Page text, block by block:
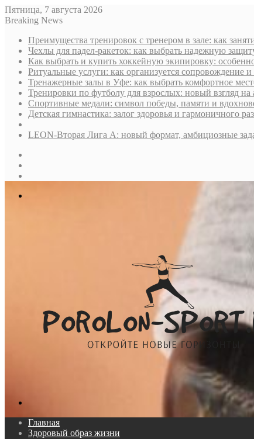
Пятница, 7 августа 2026
Breaking News
Преимущества тренировок с тренером в зале: как
Чехлы для падел-ракеток: как выбрать надежную
Как выбрать и купить хоккейную экипировку:
Ритуальные услуги: как организуется сопровождение
Тренажерные залы в Уфе: как выбрать комфортное
Тренировки по футболу для взрослых: новый взгляд
Спортивные медали: символ победы, памяти и
Детская гимнастика: залог здоровья и гармоничного
LEON-Вторая Лига А: новый формат, амбициозные
Главная
Здоровый образ жизни